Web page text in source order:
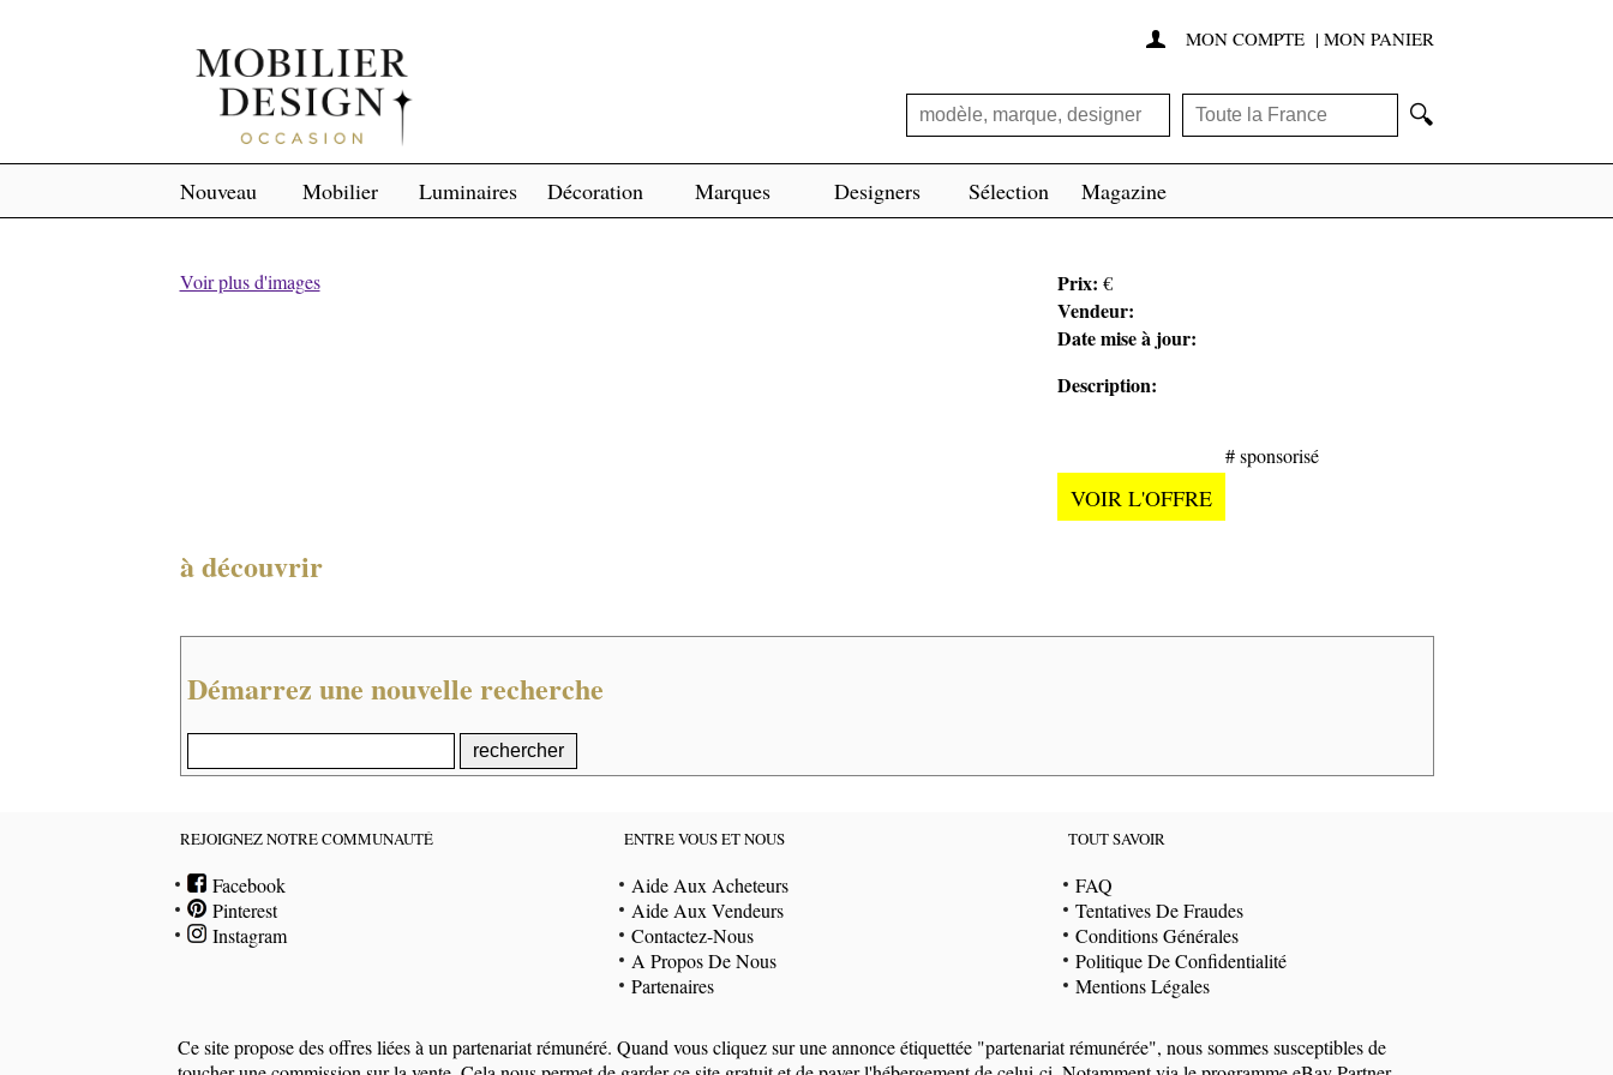
 MON COMPTE | MON PANIER
🔍
Nouveau Mobilier Luminaires Décoration Marques Designers Sélection Magazine
Voir plus d'images Prix: €
Vendeur:
Date mise à jour:
Description:
VOIR L'OFFRE
# sponsorisé
à découvrir
Démarrez une nouvelle recherche
REJOIGNEZ NOTRE COMMUNAUTÉ
Facebook
Pinterest
Instagram
ENTRE VOUS ET NOUS
Aide Aux Acheteurs
Aide Aux Vendeurs
Contactez-Nous
A Propos De Nous
Partenaires
TOUT SAVOIR
FAQ
Tentatives De Fraudes
Conditions Générales
Politique De Confidentialité
Mentions Légales
Ce site propose des offres liées à un partenariat rémunéré. Quand vous cliquez sur une annonce étiquettée "partenariat rémunérée", nous sommes susceptibles de